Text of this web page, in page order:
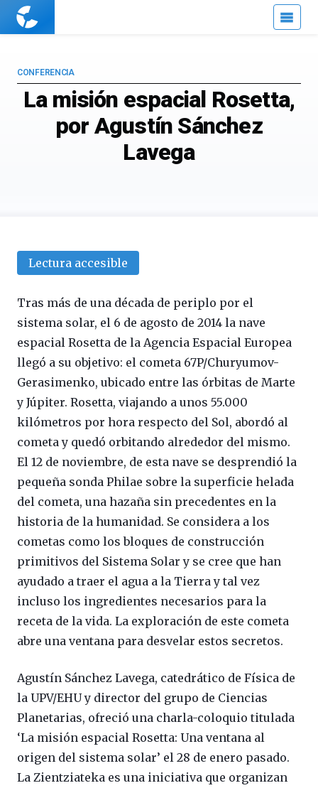
Cuaderno
La misión espacial Rosetta,
por Agustín Sánchez
Lavega
CONFERENCIA
Lectura accesible
Tras más de una década de periplo por el
sistema solar, el 6 de agosto de 2014 la nave
espacial Rosetta de la Agencia Espacial Europea
llegó a su objetivo: el cometa 67P/Churyumov-
Gerasimenko, ubicado entre las órbitas de Marte
y Júpiter. Rosetta, viajando a unos 55.000
kilómetros por hora respecto del Sol, abordó al
cometa y quedó orbitando alrededor del mismo.
El 12 de noviembre, de esta nave se desprendió la
pequeña sonda Philae sobre la superficie helada
del cometa, una hazaña sin precedentes en la
historia de la humanidad. Se considera a los
cometas como los bloques de construcción
primitivos del Sistema Solar y se cree que han
ayudado a traer el agua a la Tierra y tal vez
incluso los ingredientes necesarios para la
receta de la vida. La exploración de este cometa
abre una ventana para desvelar estos secretos.
Agustín Sánchez Lavega, catedrático de Física de
la UPV/EHU y director del grupo de Ciencias
Planetarias, ofreció una charla-coloquio titulada
‘La misión espacial Rosetta: Una ventana al
origen del sistema solar’ el 28 de enero pasado.
La Zientziateka es una iniciativa que organizan